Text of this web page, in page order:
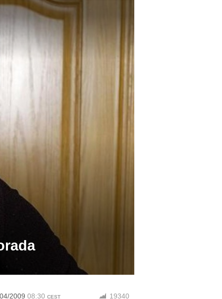
2009 08:30 CEST 19340